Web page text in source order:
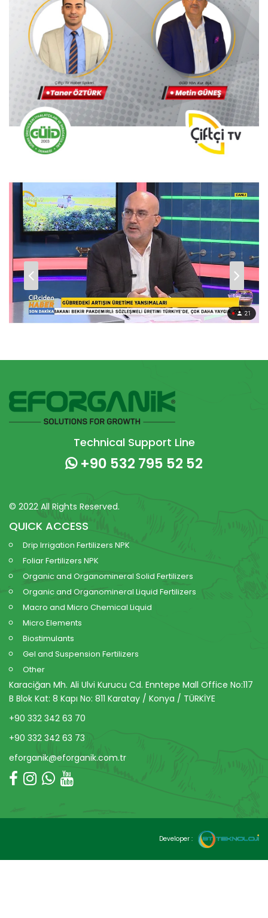
Technical Support Line
+90 532 795 52 52
© 2022 All Rights Reserved.
QUICK ACCESS
Drip Irrigation Fertilizers NPK
Foliar Fertilizers NPK
Organic and Organomineral Solid Fertilizers
Organic and Organomineral Liquid Fertilizers
Macro and Micro Chemical Liquid
Micro Elements
Biostimulants
Gel and Suspension Fertilizers
Other
Karaciğan Mh. Ali Ulvi Kurucu Cd. Enntepe Mall Office No:117
B Blok Kat: 8 Kapı No: 811 Karatay / Konya / TÜRKİYE
+90 332 342 63 70
+90 332 342 63 73
eforganik@eforganik.com.tr
Developer :